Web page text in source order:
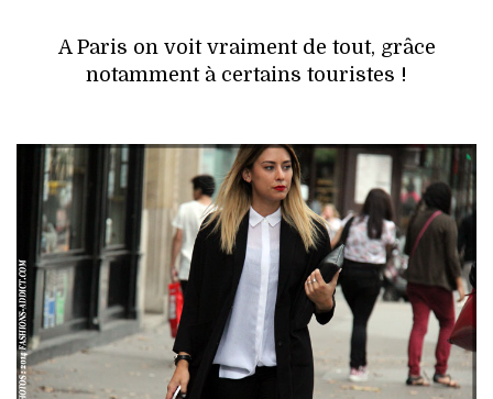
A Paris on voit vraiment de tout, grâce
notamment à certains touristes !